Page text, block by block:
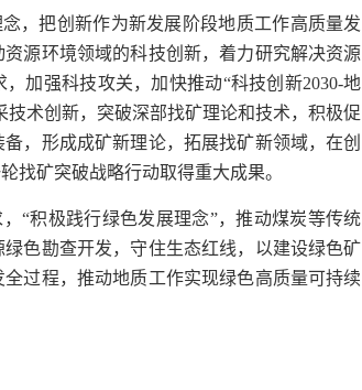
，把创新作为新发展阶段地质工作高质量发
源环境领域的科技创新，着力研究解决资源
加强科技攻关，加快推动“科技创新2030-地
术创新，突破深部找矿理论和技术，积极促
，形成成矿新理论，拓展找矿新领域，在创
找矿突破战略行动取得重大成果。
“积极践行绿色发展理念”，推动煤炭等传统
色勘查开发，守住生态红线，以建设绿色矿
过程，推动地质工作实现绿色高质量可持续